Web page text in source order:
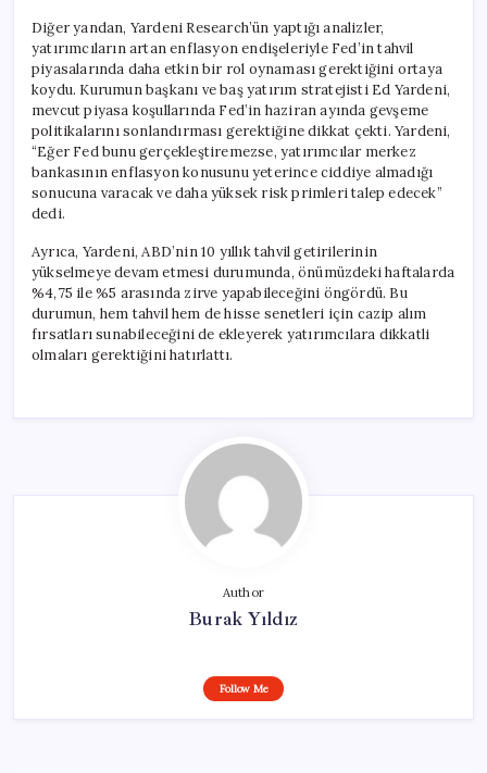
Diğer yandan, Yardeni Research’ün yaptığı analizler,
yatırımcıların artan enflasyon endişeleriyle Fed’in tahvil
piyasalarında daha etkin bir rol oynaması gerektiğini ortaya
koydu. Kurumun başkanı ve baş yatırım stratejisti Ed Yardeni,
mevcut piyasa koşullarında Fed’in haziran ayında gevşeme
politikalarını sonlandırması gerektiğine dikkat çekti. Yardeni,
“Eğer Fed bunu gerçekleştiremezse, yatırımcılar merkez
bankasının enflasyon konusunu yeterince ciddiye almadığı
sonucuna varacak ve daha yüksek risk primleri talep edecek”
dedi.
Ayrıca, Yardeni, ABD’nin 10 yıllık tahvil getirilerinin
yükselmeye devam etmesi durumunda, önümüzdeki haftalarda
%4,75 ile %5 arasında zirve yapabileceğini öngördü. Bu
durumun, hem tahvil hem de hisse senetleri için cazip alım
fırsatları sunabileceğini de ekleyerek yatırımcılara dikkatli
olmaları gerektiğini hatırlattı.
Author
Burak Yıldız
Follow Me